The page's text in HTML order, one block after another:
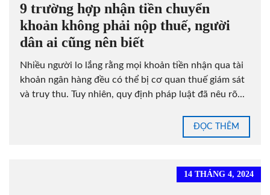
9 trường hợp nhận tiền chuyển
khoản không phải nộp thuế, người
dân ai cũng nên biết
Nhiều người lo lắng rằng mọi khoản tiền nhận qua tài
khoản ngân hàng đều có thể bị cơ quan thuế giám sát
và truy thu. Tuy nhiên, quy định pháp luật đã nêu rõ...
ĐỌC THÊM
14 THÁNG 4, 2024